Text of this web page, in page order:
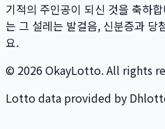
기적의 주인공이 되신 것을 축하
는 그 설레는 발걸음, 신분증과 당
요.
© 2026 OkayLotto. All rights
Lotto data provided by